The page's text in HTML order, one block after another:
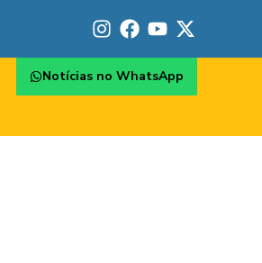
Notícias no WhatsApp